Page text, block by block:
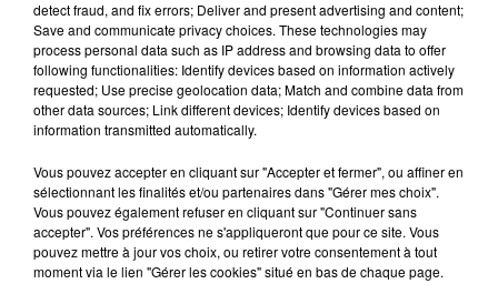
detect fraud, and fix errors; Deliver and present advertising and content;
Save and communicate privacy choices. These technologies may
process personal data such as IP address and browsing data to offer
following functionalities: Identify devices based on information actively
requested; Use precise geolocation data; Match and combine data from
other data sources; Link different devices; Identify devices based on
information transmitted automatically.
Vous pouvez accepter en cliquant sur "Accepter et fermer", ou affiner en
sélectionnant les finalités et/ou partenaires dans "Gérer mes choix".
Vous pouvez également refuser en cliquant sur "Continuer sans
accepter". Vos préférences ne s'appliqueront que pour ce site. Vous
pouvez mettre à jour vos choix, ou retirer votre consentement à tout
moment via le lien "Gérer les cookies" situé en bas de chaque page.